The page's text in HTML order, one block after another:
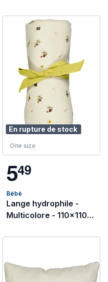
En rupture de stock
One size
549
Bébé
Lange hydrophile -
Multicolore - 110x110